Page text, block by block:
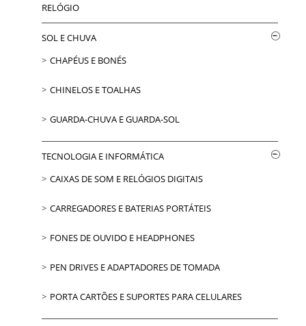
RELÓGIO
SOL E CHUVA
CHAPÉUS E BONÉS
CHINELOS E TOALHAS
GUARDA-CHUVA E GUARDA-SOL
TECNOLOGIA E INFORMÁTICA
CAIXAS DE SOM E RELÓGIOS DIGITAIS
CARREGADORES E BATERIAS PORTÁTEIS
FONES DE OUVIDO E HEADPHONES
PEN DRIVES E ADAPTADORES DE TOMADA
PORTA CARTÕES E SUPORTES PARA CELULARES